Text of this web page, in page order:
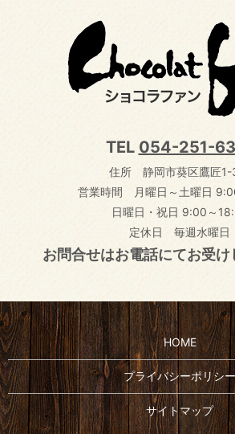
TEL 054-251-
住所 静岡市葵区鷹匠
営業時間 月曜日～土曜日
日曜日・祝日 9:00～
定休日 毎週水曜日
お問合せはお電話にてお受
HOME
プライバシーポリシー
サイトマップ